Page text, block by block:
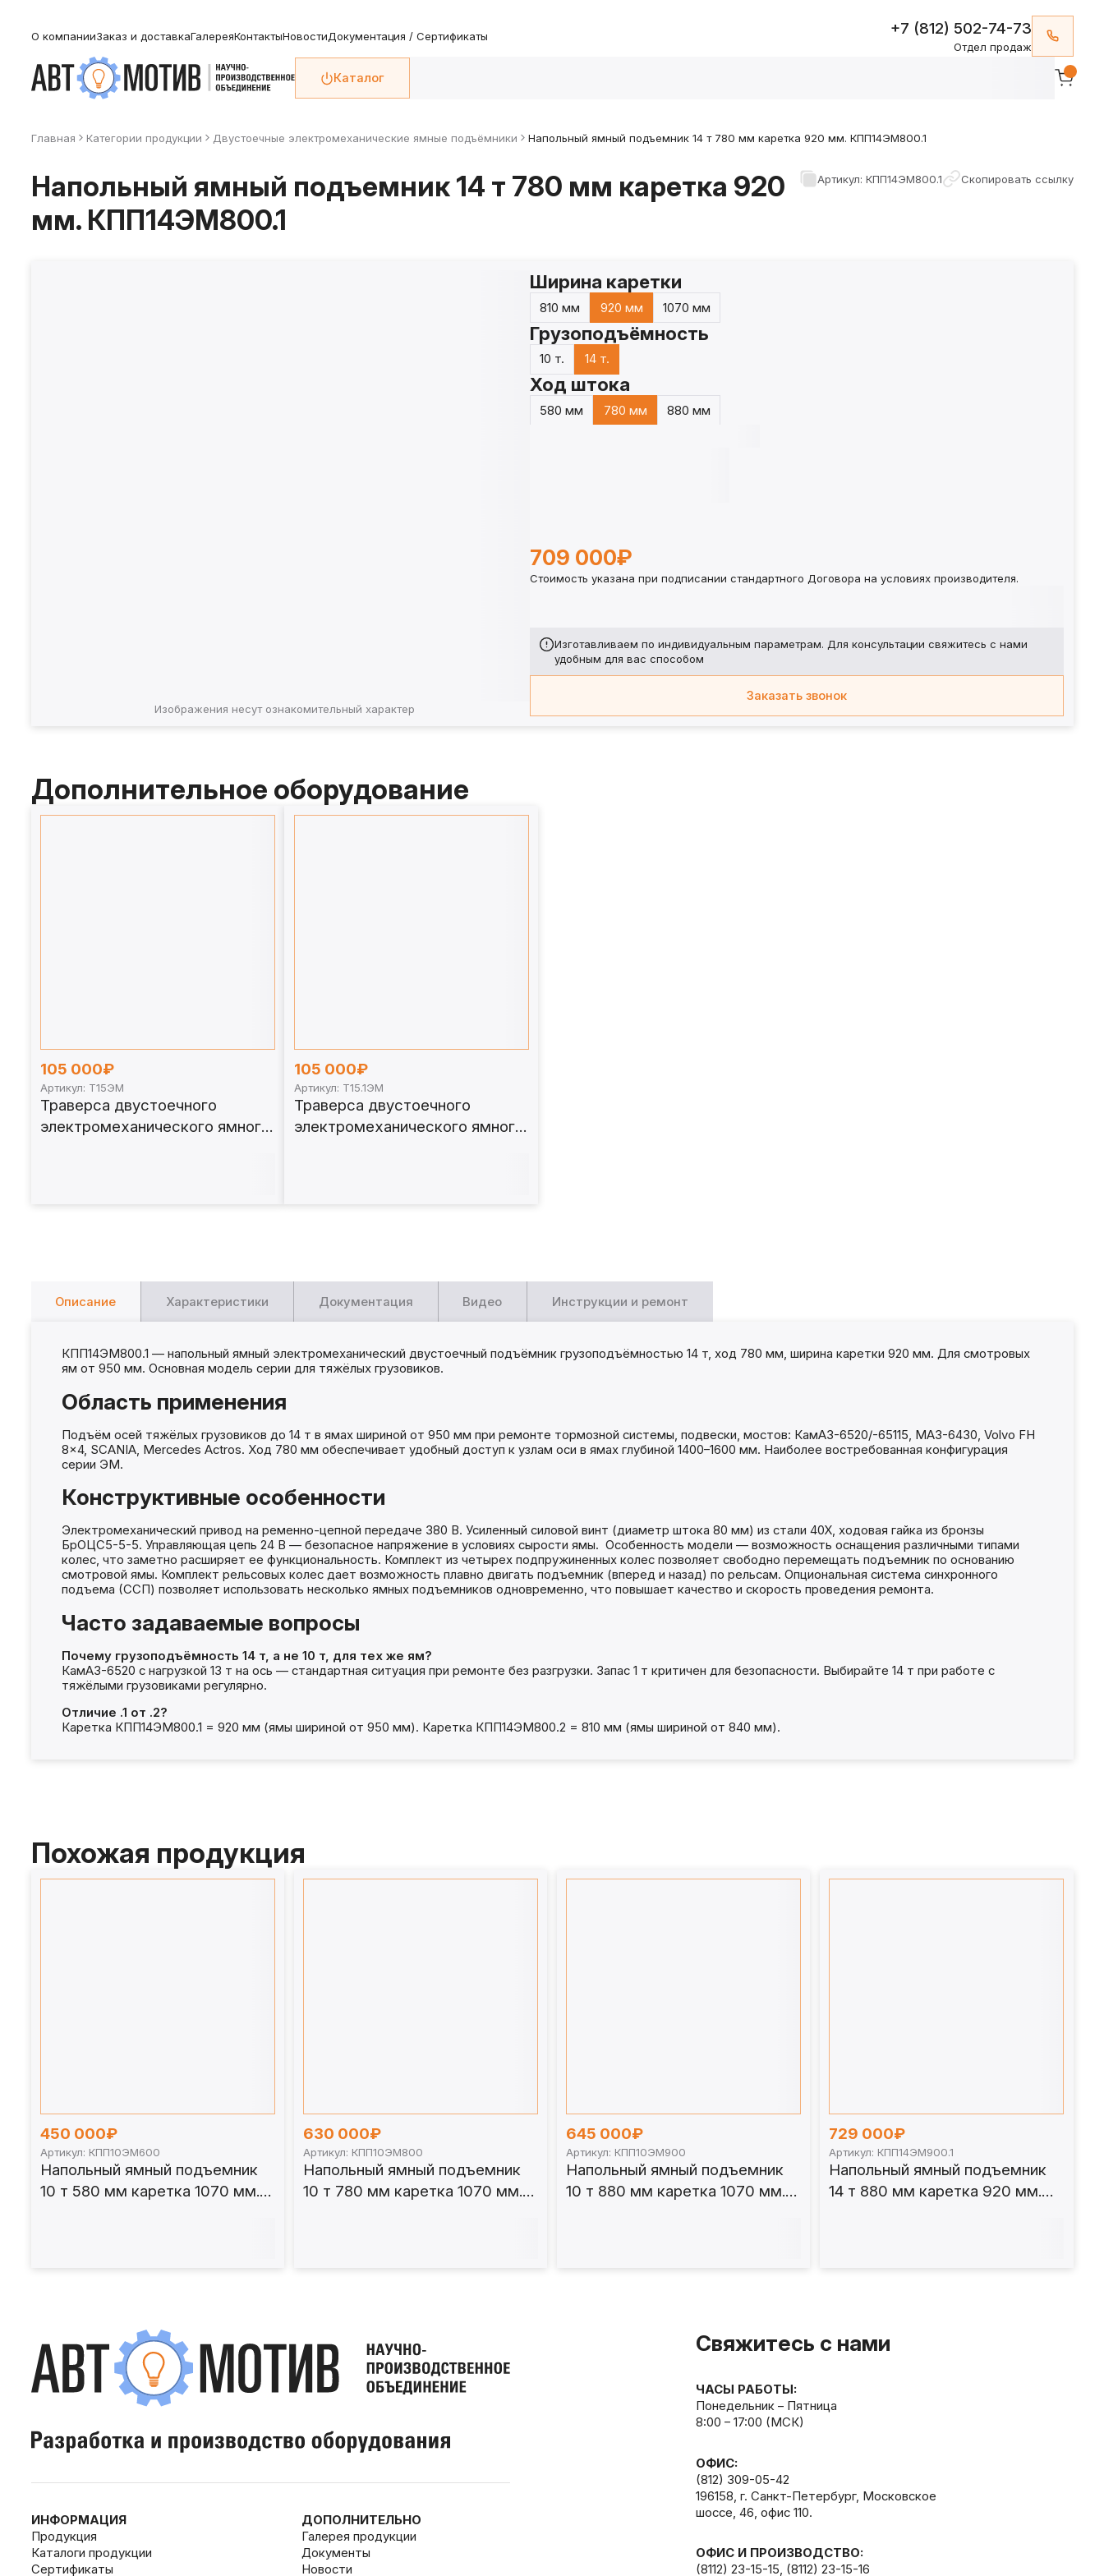
О компанииЗаказ и доставкаГалереяКонтактыНовостиДокументация / Сертификаты +7 (812) 502-74-73
Отдел продаж
Каталог
Главная Категории продукции Двустоечные электромеханические ямные подъёмники Напольный ямный подъемник 14 т 780 мм каретка 920 мм. КПП14ЭМ800.1
Напольный ямный подъемник 14 т 780 мм каретка 920
мм. КПП14ЭМ800.1
Артикул: КПП14ЭМ800.1 Скопировать ссылку
Изображения несут ознакомительный характер
Ширина каретки
810 мм 920 мм 1070 мм
Грузоподъёмность
10 т. 14 т.
Ход штока
580 мм 780 мм 880 мм
709 000₽
Стоимость указана при подписании стандартного Договора на условиях производителя.
Изготавливаем по индивидуальным параметрам. Для консультации свяжитесь с нами
удобным для вас способом
Заказать звонок
Дополнительное оборудование
105 000₽
Артикул: Т15ЭМ
Траверса двустоечного
электромеханического ямного
105 000₽
Артикул: Т15.1ЭМ
Траверса двустоечного
электромеханического ямного
Описание Характеристики Документация Видео Инструкции и ремонт
КПП14ЭМ800.1 — напольный ямный электромеханический двустоечный подъёмник грузоподъёмностью 14 т, ход 780 мм, ширина каретки 920 мм. Для смотровых
ям от 950 мм. Основная модель серии для тяжёлых грузовиков.
Область применения
Подъём осей тяжёлых грузовиков до 14 т в ямах шириной от 950 мм при ремонте тормозной системы, подвески, мостов: КамАЗ-6520/-65115, МАЗ-6430, Volvo FH
8×4, SCANIA, Mercedes Actros. Ход 780 мм обеспечивает удобный доступ к узлам оси в ямах глубиной 1400–1600 мм. Наиболее востребованная конфигурация
серии ЭМ.
Конструктивные особенности
Электромеханический привод на ременно-цепной передаче 380 В. Усиленный силовой винт (диаметр штока 80 мм) из стали 40Х, ходовая гайка из бронзы
БрОЦС5-5-5. Управляющая цепь 24 В — безопасное напряжение в условиях сырости ямы. Особенность модели — возможность оснащения различными типами
колес, что заметно расширяет ее функциональность. Комплект из четырех подпружиненных колес позволяет свободно перемещать подъемник по основанию
смотровой ямы. Комплект рельсовых колес дает возможность плавно двигать подъемник (вперед и назад) по рельсам. Опциональная система синхронного
подъема (ССП) позволяет использовать несколько ямных подъемников одновременно, что повышает качество и скорость проведения ремонта.
Часто задаваемые вопросы
Почему грузоподъёмность 14 т, а не 10 т, для тех же ям?
КамАЗ-6520 с нагрузкой 13 т на ось — стандартная ситуация при ремонте без разгрузки. Запас 1 т критичен для безопасности. Выбирайте 14 т при работе с
тяжёлыми грузовиками регулярно.
Отличие .1 от .2?
Каретка КПП14ЭМ800.1 = 920 мм (ямы шириной от 950 мм). Каретка КПП14ЭМ800.2 = 810 мм (ямы шириной от 840 мм).
Похожая продукция
450 000₽
Артикул: КПП10ЭМ600
Напольный ямный подъемник
10 т 580 мм каретка 1070 мм.
630 000₽
Артикул: КПП10ЭМ800
Напольный ямный подъемник
10 т 780 мм каретка 1070 мм.
645 000₽
Артикул: КПП10ЭМ900
Напольный ямный подъемник
10 т 880 мм каретка 1070 мм.
729 000₽
Артикул: КПП14ЭМ900.1
Напольный ямный подъемник
14 т 880 мм каретка 920 мм.
ИНФОРМАЦИЯ
Продукция
Каталоги продукции
Сертификаты
ДОПОЛНИТЕЛЬНО
Галерея продукции
Документы
Новости
Свяжитесь с нами
ЧАСЫ РАБОТЫ:
Понедельник – Пятница
8:00 – 17:00 (МСК)
ОФИС:
(812) 309-05-42
196158, г. Санкт-Петербург, Московское
шоссе, 46, офис 110.
ОФИС И ПРОИЗВОДСТВО:
(8112) 23-15-15, (8112) 23-15-16